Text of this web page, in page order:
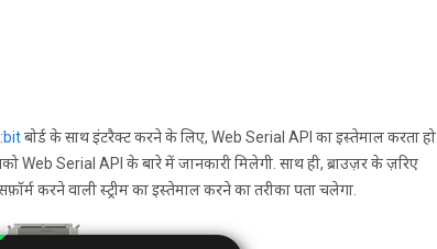
बोर्ड के साथ इंटरैक्ट करने के लिए, Web Serial API का इस्तेमाल करता हो.
Web Serial API के बारे में जानकारी मिलेगी. साथ ही, ब्राउज़र के ज़रिए
करने वाली स्ट्रीम का इस्तेमाल करने का तरीका पता चलेगा.